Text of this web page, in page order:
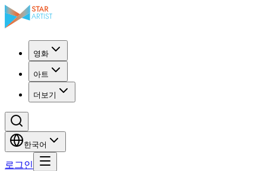
영화
아트
더보기
한국어
로그인